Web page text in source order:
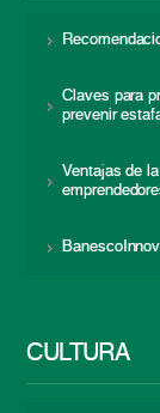
Claves para
prevenir
Ventajas de
CULTURA